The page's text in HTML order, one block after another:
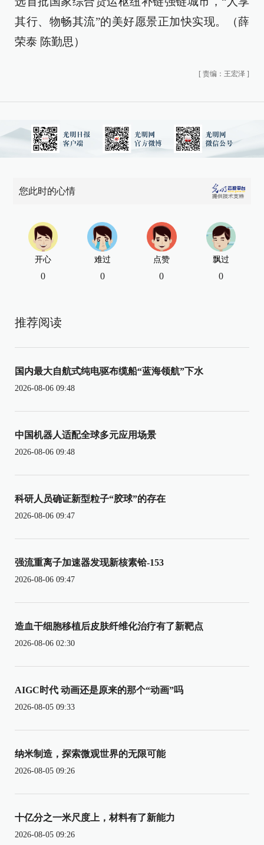
其行、物畅其流”的美好愿景正加快实现。（薛
荣泰 陈勤思）
[ 责编：王宏泽 ]
您此时的心情
开心
0
难过
0
点赞
0
飘过
0
推荐阅读
国内最大自航式纯电驱布缆船“蓝海领航”下水
2026-08-06 09:48
中国机器人适配全球多元应用场景
2026-08-06 09:48
科研人员确证新型粒子“胶球”的存在
2026-08-06 09:47
强流重离子加速器发现新核素铪-153
2026-08-06 09:47
造血干细胞移植后皮肤纤维化治疗有了新靶点
2026-08-06 02:30
AIGC时代 动画还是原来的那个“动画”吗
2026-08-05 09:33
纳米制造，探索微观世界的无限可能
2026-08-05 09:26
十亿分之一米尺度上，材料有了新能力
2026-08-05 09:26